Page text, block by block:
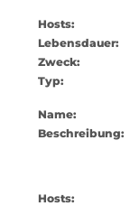
Hosts:
Lebensdauer:
Zweck:
Typ:
Name:
Beschreibung:
Hosts: